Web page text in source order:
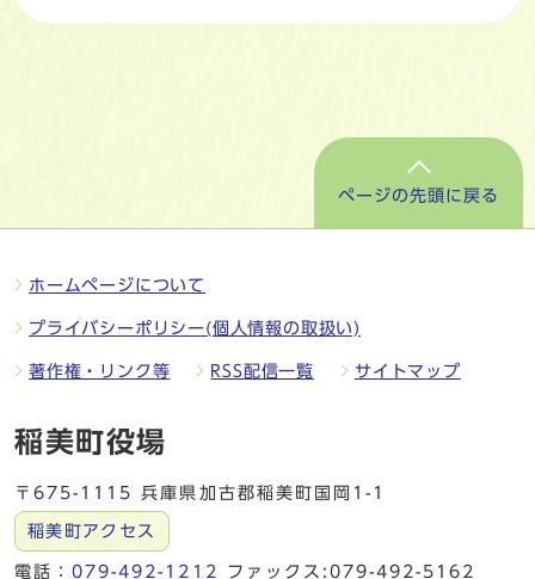
ページの先頭に戻る
ホームページについて
プライバシーポリシー(個人情報の取扱い)
著作権・リンク等 RSS配信一覧 サイトマップ
稲美町役場
〒675-1115 兵庫県加古郡稲美町国岡1-1
稲美町アクセス
電話：079-492-1212
ファックス:079-492-5162